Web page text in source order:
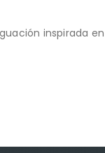
inspirada